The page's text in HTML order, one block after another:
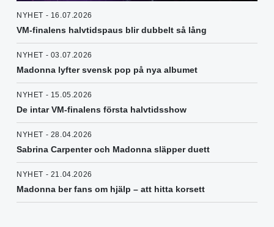
NYHET - 16.07.2026
VM-finalens halvtidspaus blir dubbelt så lång
NYHET - 03.07.2026
Madonna lyfter svensk pop på nya albumet
NYHET - 15.05.2026
De intar VM-finalens första halvtidsshow
NYHET - 28.04.2026
Sabrina Carpenter och Madonna släpper duett
NYHET - 21.04.2026
Madonna ber fans om hjälp – att hitta korsett